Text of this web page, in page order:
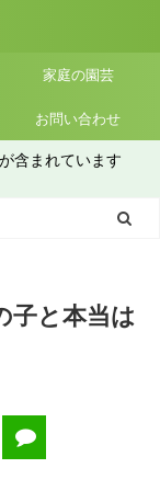
家庭の園芸
お問い合わせ
含まれています
子と本当は